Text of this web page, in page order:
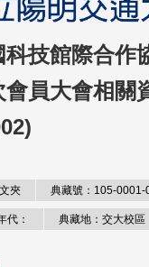
科技館際合作
會員大會相關
夾 典藏號：105-0001-
代： 典藏地：交大校區